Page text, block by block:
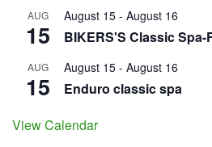
AUG
15
August 15 - August 16
BIKERS'S Classic
AUG
15
August 15 - August 16
Enduro classic spa
View Calendar